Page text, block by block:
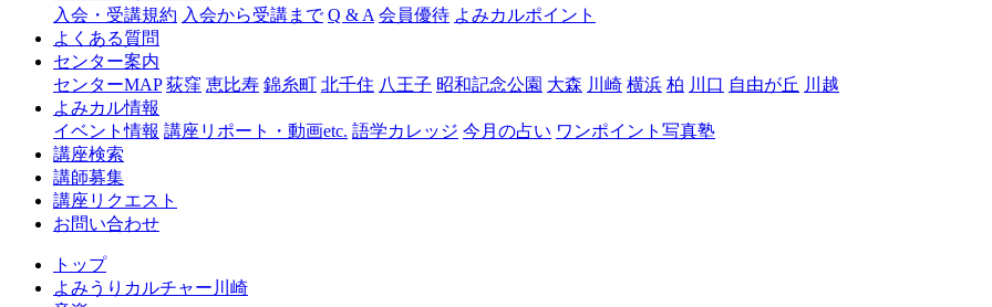
ャ
川
崎
入会・受講規約 入会から受講まで Q & A 会員優待 よみカルポイント
よくある質問
センター案内
センターMAP 荻窪 恵比寿 錦糸町 北千住 八王子 昭和記念公園 大森 川崎 横浜 柏 川口 自由が丘 川越
よみカル情報
イベント情報 講座リポート・動画etc. 語学カレッジ 今月の占い ワンポイント写真塾
講座検索
講師募集
講座リクエスト
お問い合わせ
トップ
よみうりカルチャー川崎